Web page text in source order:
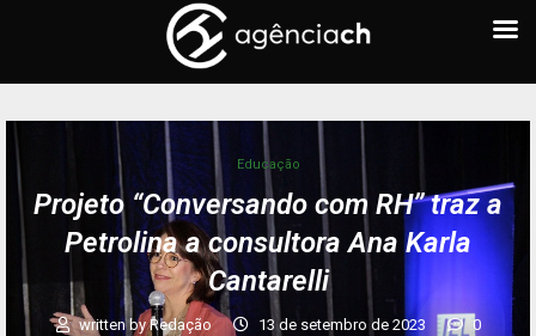
Educação
Projeto “Conversando com RH” traz a
Petrolina a consultora Ana Karla
Cantarelli
written byRedação 13 de setembro de 2023
0